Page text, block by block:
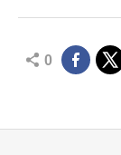
0